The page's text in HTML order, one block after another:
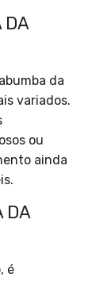
DA
da
variados.
ou
ainda
DA
é